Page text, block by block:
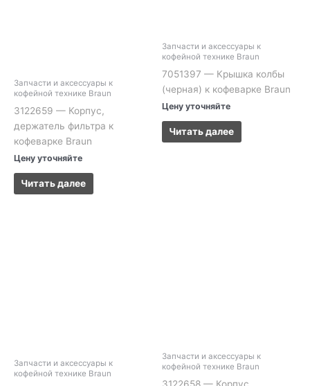
Запчасти и аксессуары к
кофейной технике Braun
3122659 — Корпус,
держатель фильтра к
кофеварке Braun
Цену уточняйте
Читать далее
Запчасти и аксессуары к
кофейной технике Braun
7051397 — Крышка колбы
(черная) к кофеварке Braun
Цену уточняйте
Читать далее
Запчасти и аксессуары к
кофейной технике Braun
Запчасти и аксессуары к
кофейной технике Braun